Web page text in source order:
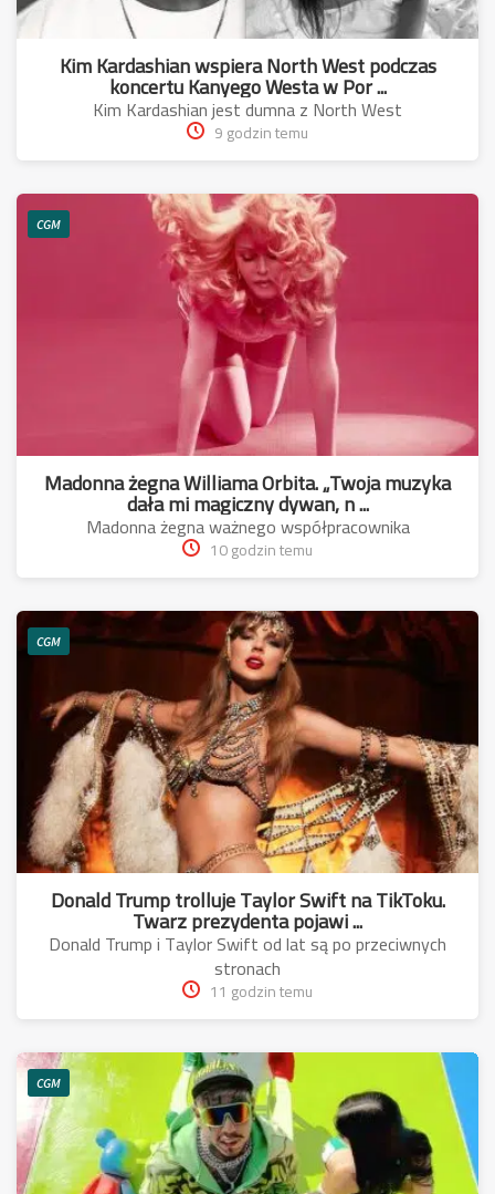
Kim Kardashian wspiera North West podczas
koncertu Kanyego Westa w Por ...
Kim Kardashian jest dumna z North West
9 godzin temu
CGM
Madonna żegna Williama Orbita. „Twoja muzyka
dała mi magiczny dywan, n ...
Madonna żegna ważnego współpracownika
10 godzin temu
CGM
Donald Trump trolluje Taylor Swift na TikToku.
Twarz prezydenta pojawi ...
Donald Trump i Taylor Swift od lat są po przeciwnych
stronach
11 godzin temu
CGM